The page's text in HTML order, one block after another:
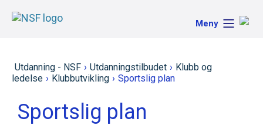
Meny
Utdanning - NSF › Utdanningstilbudet › Klubb og
ledelse › Klubbutvikling › Sportslig plan
Sportslig plan